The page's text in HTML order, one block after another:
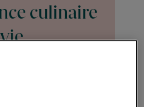
culinaire
pour répondre
d’aujourd’hui. Un